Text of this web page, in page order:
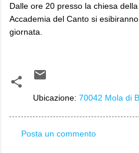
Dalle ore 20 presso la chiesa
Accademia del Canto si
giornata.
Ubicazione: 70042 Mola di
Posta un commento